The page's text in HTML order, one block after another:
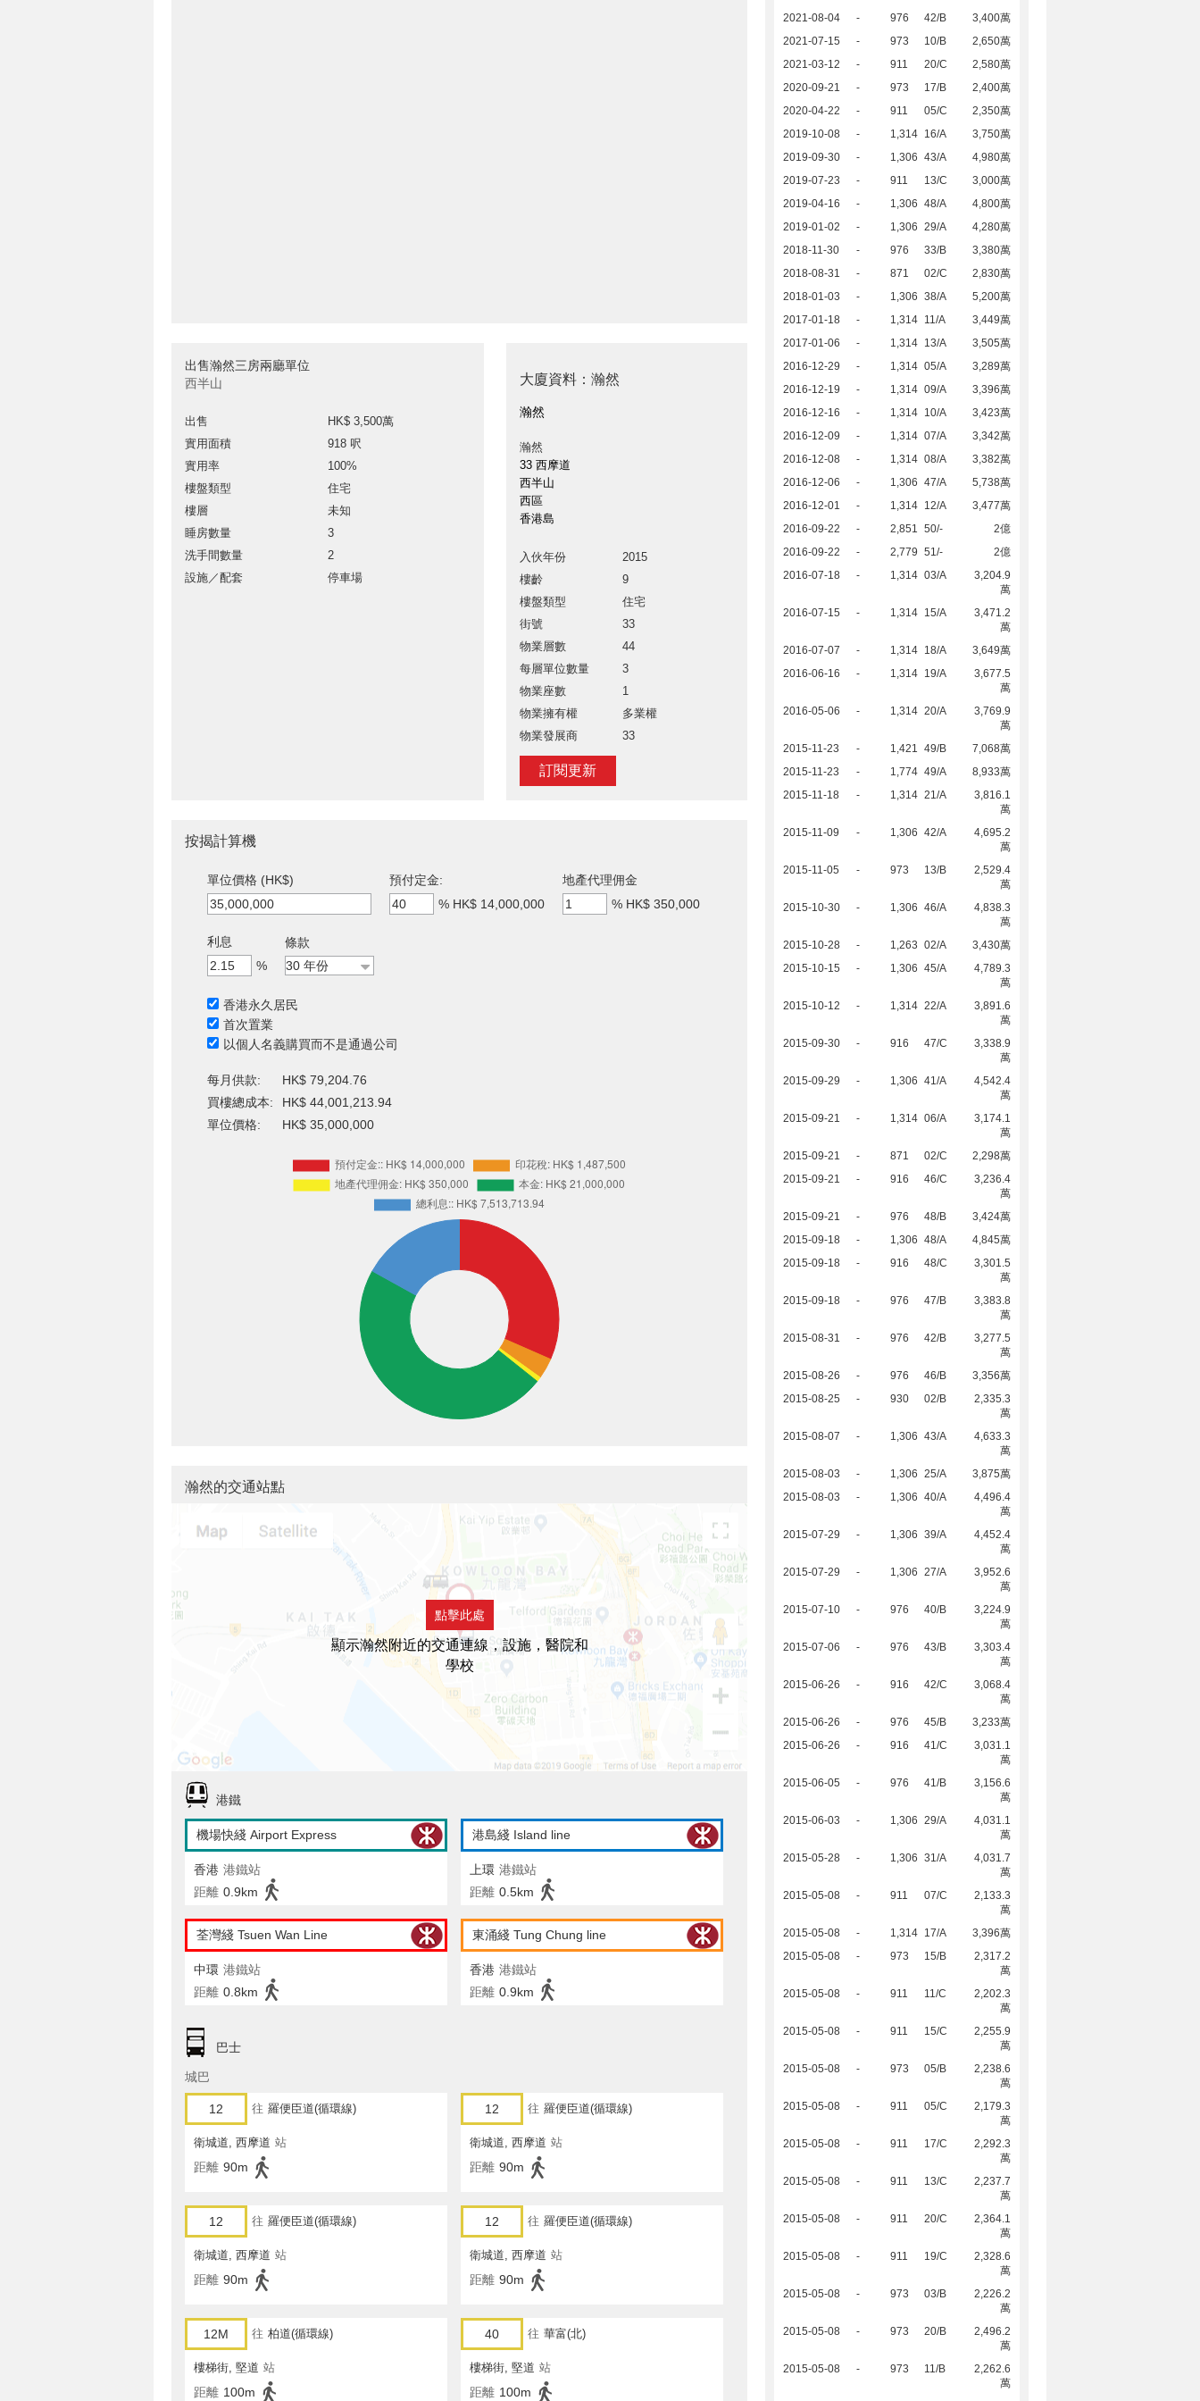
出售瀚然三房兩廳單位
西半山
出售
HK$ 3,500萬
實用面積
918 呎
實用率
100%
樓盤類型
住宅
樓層
未知
睡房數量
3
洗手間數量
2
設施／配套
停車場
大廈資料：瀚然
瀚然
瀚然
33 西摩道
西半山
西區
香港島
入伙年份
2015
樓齡
9
樓盤類型
住宅
街號
33
物業層數
44
每層單位數量
3
物業座數
1
物業擁有權
多業權
物業發展商
33
訂閱更新
2021-08-04
- 976 42/B
3,400萬
2021-07-15
- 973 10/B
2,650萬
2021-03-12
- 911 20/C
2,580萬
2020-09-21
- 973 17/B
2,400萬
2020-04-22
- 911 05/C
2,350萬
2019-10-08
- 1,314 16/A
3,750萬
2019-09-30
- 1,306 43/A
4,980萬
2019-07-23
- 911 13/C
3,000萬
2019-04-16
- 1,306 48/A
4,800萬
2019-01-02
- 1,306 29/A
4,280萬
2018-11-30
- 976 33/B
3,380萬
2018-08-31
- 871 02/C
2,830萬
2018-01-03
- 1,306 38/A
5,200萬
2017-01-18
- 1,314 11/A
3,449萬
2017-01-06
- 1,314 13/A
3,505萬
2016-12-29
- 1,314 05/A
3,289萬
2016-12-19
- 1,314 09/A
3,396萬
2016-12-16
- 1,314 10/A
3,423萬
2016-12-09
- 1,314 07/A
3,342萬
2016-12-08
- 1,314 08/A
3,382萬
2016-12-06
- 1,306 47/A
5,738萬
2016-12-01
- 1,314 12/A
3,477萬
2016-09-22
- 2,851 50/-
2億
2016-09-22
- 2,779 51/-
2億
2016-07-18
- 1,314 03/A
3,204.9
萬
2016-07-15
- 1,314 15/A
3,471.2
萬
2016-07-07
- 1,314 18/A
3,649萬
2016-06-16
- 1,314 19/A
3,677.5
萬
2016-05-06
- 1,314 20/A
3,769.9
萬
2015-11-23
- 1,421 49/B
7,068萬
2015-11-23
- 1,774 49/A
8,933萬
2015-11-18
- 1,314 21/A
3,816.1
萬
2015-11-09
- 1,306 42/A
4,695.2
萬
2015-11-05
- 973 13/B
2,529.4
萬
2015-10-30
- 1,306 46/A
4,838.3
萬
2015-10-28
- 1,263 02/A
3,430萬
2015-10-15
- 1,306 45/A
4,789.3
萬
2015-10-12
- 1,314 22/A
3,891.6
萬
2015-09-30
- 916 47/C
3,338.9
萬
2015-09-29
- 1,306 41/A
4,542.4
萬
2015-09-21
- 1,314 06/A
3,174.1
萬
2015-09-21
- 871 02/C
2,298萬
2015-09-21
- 916 46/C
3,236.4
萬
2015-09-21
- 976 48/B
3,424萬
2015-09-18
- 1,306 48/A
4,845萬
2015-09-18
- 916 48/C
3,301.5
萬
2015-09-18
- 976 47/B
3,383.8
萬
2015-08-31
- 976 42/B
3,277.5
萬
2015-08-26
- 976 46/B
3,356萬
2015-08-25
- 930 02/B
2,335.3
萬
2015-08-07
- 1,306 43/A
4,633.3
萬
2015-08-03
- 1,306 25/A
3,875萬
2015-08-03
- 1,306 40/A
4,496.4
萬
2015-07-29
- 1,306 39/A
4,452.4
萬
2015-07-29
- 1,306 27/A
3,952.6
萬
2015-07-10
- 976 40/B
3,224.9
萬
2015-07-06
- 976 43/B
3,303.4
萬
2015-06-26
- 916 42/C
3,068.4
萬
2015-06-26
- 976 45/B
3,233萬
2015-06-26
- 916 41/C
3,031.1
萬
2015-06-05
- 976 41/B
3,156.6
萬
2015-06-03
- 1,306 29/A
4,031.1
萬
2015-05-28
- 1,306 31/A
4,031.7
萬
2015-05-08
- 911 07/C
2,133.3
萬
2015-05-08
- 1,314 17/A
3,396萬
2015-05-08
- 973 15/B
2,317.2
萬
2015-05-08
- 911 11/C
2,202.3
萬
2015-05-08
- 911 15/C
2,255.9
萬
2015-05-08
- 973 05/B
2,238.6
萬
2015-05-08
- 911 05/C
2,179.3
萬
2015-05-08
- 911 17/C
2,292.3
萬
2015-05-08
- 911 13/C
2,237.7
萬
2015-05-08
- 911 20/C
2,364.1
萬
2015-05-08
- 911 19/C
2,328.6
萬
2015-05-08
- 973 03/B
2,226.2
萬
2015-05-08
- 973 20/B
2,496.2
萬
2015-05-08
- 973 11/B
2,262.6
萬
按揭計算機
單位價格 (HK$)
預付定金:
% HK$ 14,000,000
地產代理佣金
% HK$ 350,000
利息
%
條款
香港永久居民
首次置業
以個人名義購買而不是通過公司
每月供款:
HK$ 79,204.76
買樓總成本:
HK$ 44,001,213.94
單位價格:
HK$ 35,000,000
瀚然的交通站點
點擊此處
顯示瀚然附近的交通連線，設施，醫院和
學校
港鐵
機場快綫 Airport Express
香港 港鐵站
距離 0.9km
港島綫 Island line
上環 港鐵站
距離 0.5km
荃灣綫 Tsuen Wan Line
中環 港鐵站
距離 0.8km
東涌綫 Tung Chung line
香港 港鐵站
距離 0.9km
巴士
城巴
12 往 羅便臣道(循環線)
衛城道, 西摩道 站
距離 90m
12 往 羅便臣道(循環線)
衛城道, 西摩道 站
距離 90m
12 往 羅便臣道(循環線)
衛城道, 西摩道 站
距離 90m
12 往 羅便臣道(循環線)
衛城道, 西摩道 站
距離 90m
12M 往 柏道(循環線)
樓梯街, 堅道 站
距離 100m
40 往 華富(北)
樓梯街, 堅道 站
距離 100m